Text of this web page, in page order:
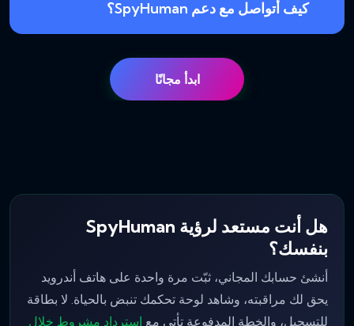
كيف أتواصل مع دعم SpyHuman؟
ابدأ مجانًا
هل أنت مستعد لرؤية SpyHuman
بنفسك؟
أنشئ حسابك المجاني، ثبّت مرة واحدة على هاتف أندرويد
يحق لك مراقبته، وشاهد لوحة تحكمك تنبض بالحياة. لا بطاقة
للتسجيل، والخطة المدفوعة تأتي مع استرداد مشروط خلال